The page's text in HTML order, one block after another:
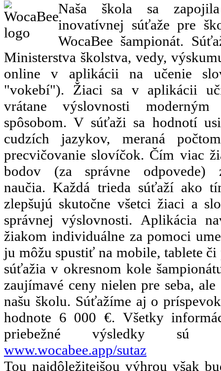
Naša škola sa
inovatívnej súťaže pre
WocaBee šampionát.
Ministerstva školstva, vedy,
online v aplikácii na učenie
"vokebí"). Žiaci sa v aplikácii
vrátane výslovnosti
spôsobom. V súťaži sa hodnotí
cudzích jazykov, meraná
precvičovanie slovíčok. Čím viac
bodov (za správne
naučia. Každá trieda súťaží ako
zlepšujú skutočne všetci žiaci a
správnej výslovnosti. Aplikácia
žiakom individuálne za pomoci
ju môžu spustiť na mobile, tablete
súťažia v okresnom kole
zaujímavé ceny nielen pre seba,
našu školu. Súťažíme aj o
hodnote 6 000 €. Všetky
priebežné výsledky
www.wocabee.app/sutaz
Tou najdôležitejšou výhrou však